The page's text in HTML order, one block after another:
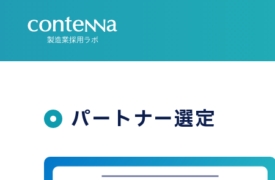
製造業採用ラボ
パートナー選定